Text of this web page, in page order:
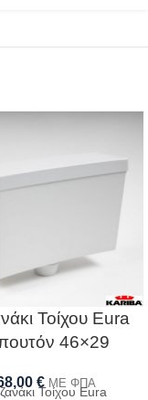
Τοίχου Eura
46×29
€ ΜΕ ΦΠΑ
Τοίχου Eura